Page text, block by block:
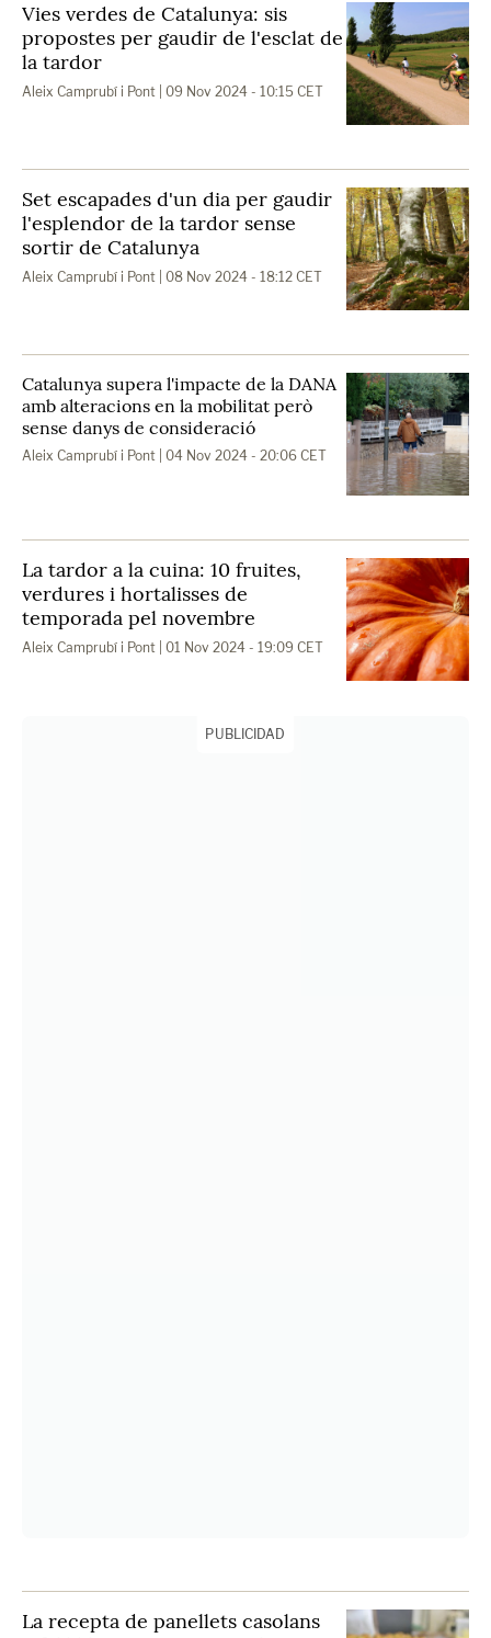
Vies verdes de Catalunya: sis
propostes per gaudir de l'esclat de
la tardor
Aleix Camprubí i Pont | 09 Nov 2024 - 10:15 CET
Set escapades d'un dia per gaudir
l'esplendor de la tardor sense
sortir de Catalunya
Aleix Camprubí i Pont | 08 Nov 2024 - 18:12 CET
Catalunya supera l'impacte de la DANA
amb alteracions en la mobilitat però
sense danys de consideració
Aleix Camprubí i Pont | 04 Nov 2024 - 20:06 CET
La tardor a la cuina: 10 fruites,
verdures i hortalisses de
temporada pel novembre
Aleix Camprubí i Pont | 01 Nov 2024 - 19:09 CET
PUBLICIDAD
La recepta de panellets casolans